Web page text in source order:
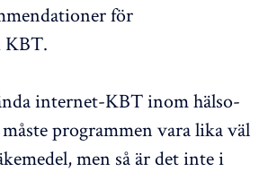
för
KBT.
internet-KBT inom hälso-
programmen vara lika väl
men så är det inte i